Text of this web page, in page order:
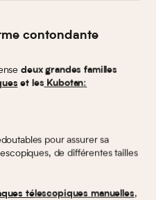
contondante
deux grandes familles
et les Kubotan:
pour assurer sa
de différentes tailles
télescopiques manuelles,